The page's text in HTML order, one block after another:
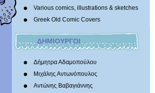
Various comics, illustrations & sketches
Greek Old Comic Covers
ΔΗΜΙΟΥΡΓΟΙ
Δήμητρα Αδαμοπούλου
Μιχάλης Αντωνόπουλος
Αντώνης Βαβαγιάννης